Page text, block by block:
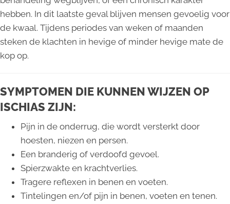
hebben. In dit laatste geval blijven mensen gevoelig voor
de kwaal. Tijdens periodes van weken of maanden
steken de klachten in hevige of minder hevige mate de
kop op.
SYMPTOMEN DIE KUNNEN WIJZEN OP
ISCHIAS ZIJN:
Pijn in de onderrug, die wordt versterkt door
hoesten, niezen en persen.
Een branderig of verdoofd gevoel.
Spierzwakte en krachtverlies.
Tragere reflexen in benen en voeten.
Tintelingen en/of pijn in benen, voeten en tenen.